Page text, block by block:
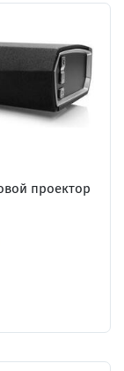
проектор